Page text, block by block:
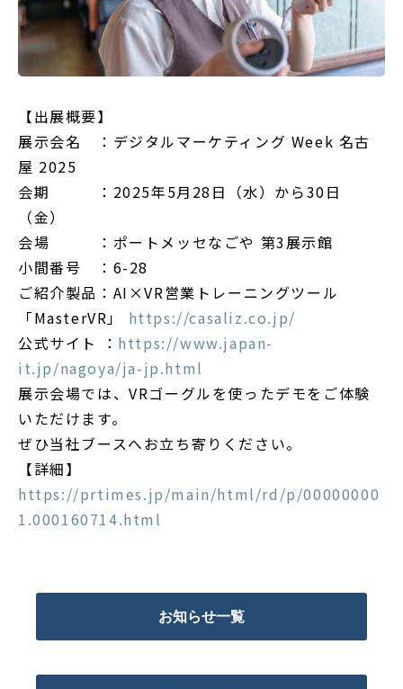
【出展概要】
展示会名 ：デジタルマーケティング Week 名古
屋 2025
会期 ：2025年5月28日（水）から30日
（金）
会場 ：ポートメッセなごや 第3展示館
小間番号 ：6-28
ご紹介製品：AI×VR営業トレーニングツール
「MasterVR」 https://casaliz.co.jp/
公式サイト ： https://www.japan-
it.jp/nagoya/ja-jp.html
展示会場では、VRゴーグルを使ったデモをご体験
いただけます。
ぜひ当社ブースへお立ち寄りください。
【詳細】
https://prtimes.jp/main/html/rd/p/00000000
1.000160714.html
お知らせ一覧